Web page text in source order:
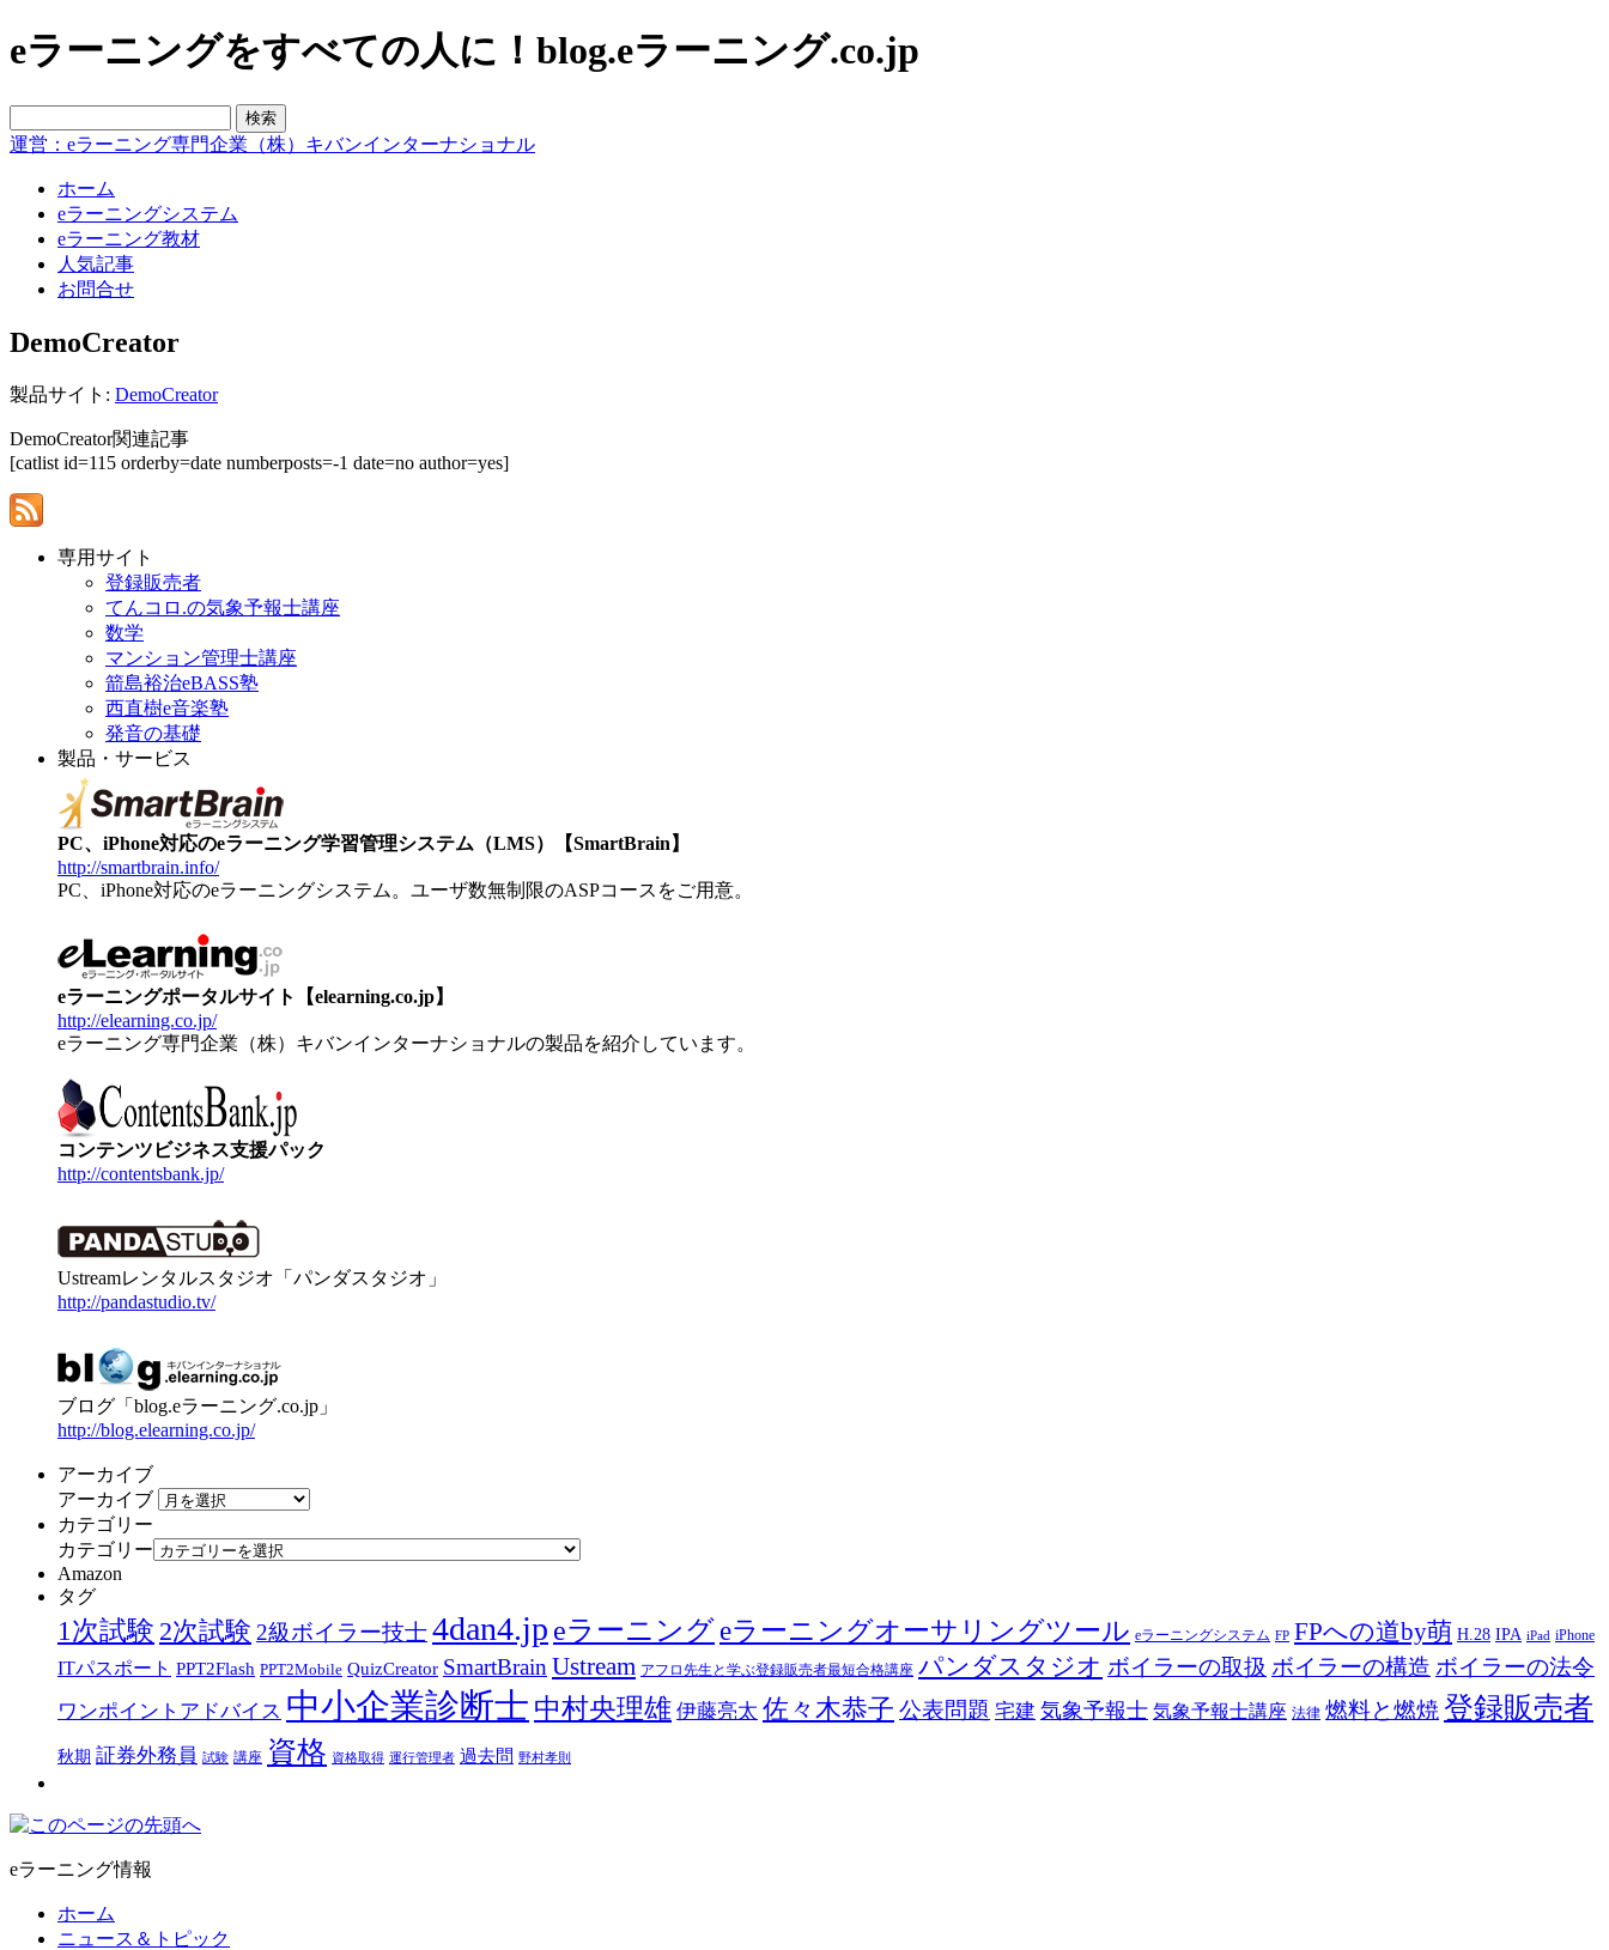
eラーニングをすべての人に！blog.eラーニング.co.jp
運営：eラーニング専門企業（株）キバンインターナショナル
ホーム
eラーニングシステム
eラーニング教材
人気記事
お問合せ
DemoCreator
製品サイト: DemoCreator
DemoCreator関連記事
[catlist id=115 orderby=date numberposts=-1 date=no author=yes]
専用サイト
登録販売者
てんコロ.の気象予報士講座
数学
マンション管理士講座
箭島裕治eBASS塾
西直樹e音楽塾
発音の基礎
製品・サービス
PC、iPhone対応のeラーニング学習管理システム（LMS）【SmartBrain】
http://smartbrain.info/
PC、iPhone対応のeラーニングシステム。ユーザ数無制限のASPコースをご用意。
eラーニングポータルサイト【elearning.co.jp】
http://elearning.co.jp/
eラーニング専門企業（株）キバンインターナショナルの製品を紹介しています。
コンテンツビジネス支援パック
http://contentsbank.jp/
Ustreamレンタルスタジオ「パンダスタジオ」
http://pandastudio.tv/
ブログ「blog.eラーニング.co.jp」
http://blog.elearning.co.jp/
アーカイブ
アーカイブ
カテゴリー
カテゴリー
Amazon
タグ
1次試験 2次試験 2級ボイラー技士4dan4.jp eラーニング eラーニングオーサリングツール eラーニングシステム FP FPへの道by萌 H.28 IPA iPad iPhone
ITパスポート PPT2Flash PPT2Mobile QuizCreator SmartBrain Ustream アフロ先生と学ぶ登録販売者最短合格講座 パンダスタジオ ボイラーの取扱 ボイラーの構造 ボイラーの法令
ワンポイントアドバイス 中小企業診断士 中村央理雄 伊藤亮太 佐々木恭子 公表問題 宅建 気象予報士 気象予報士講座 法律 燃料と燃焼 登録販売者
秋期 証券外務員 試験 講座 資格 資格取得 運行管理者 過去問 野村孝則
eラーニング情報
ホーム
ニュース＆トピック